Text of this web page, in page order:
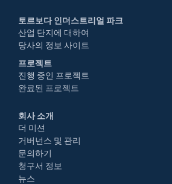
토르보다 인더스트리얼 파크
산업 단지에 대하여
당사의 정보 사이트
프로젝트
진행 중인 프로젝트
완료된 프로젝트
회사 소개
더 미션
거버넌스 및 관리
문의하기
청구서 정보
뉴스